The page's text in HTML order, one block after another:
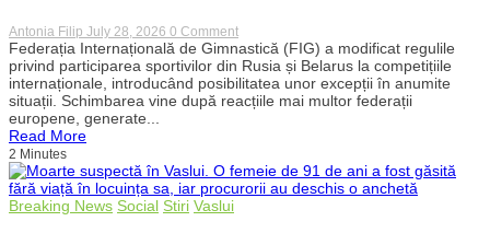
Antonia Filip July 28, 2026 0 Commenton
Federația
Internațională
de
Gimnastică
își
sportivii
ruși
și
Federația Internațională de Gimnastică (FIG) a modificat regulile
privind participarea sportivilor din Rusia și Belarus la competițiile
internaționale, introducând posibilitatea unor excepții în anumite
situații. Schimbarea vine după reacțiile mai multor federații
europene, generate...
Read More
2 Minutes
Breaking News Social Stiri Vaslui